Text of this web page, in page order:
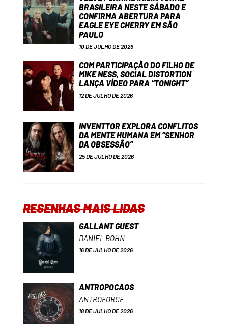
BRASILEIRA NESTE SÁBADO E
CONFIRMA ABERTURA PARA
EAGLE EYE CHERRY EM SÃO
PAULO
10 DE JULHO DE 2026
COM PARTICIPAÇÃO DO FILHO DE
MIKE NESS, SOCIAL DISTORTION
LANÇA VÍDEO PARA “TONIGHT”
12 DE JULHO DE 2026
INVENTTOR EXPLORA CONFLITOS
DA MENTE HUMANA EM “SENHOR
DA OBSESSÃO”
25 DE JULHO DE 2026
RESENHAS MAIS LIDAS
GALLANT GUEST
DANIEL BOHN
16 DE JULHO DE 2026
ANTROPOCAOS
ANTROFORCE
18 DE JULHO DE 2026